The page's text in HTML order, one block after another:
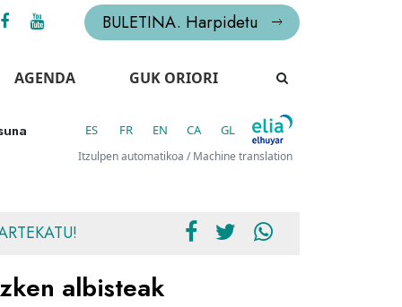
BULETINA. Harpidetu
AGENDA GUK ORIORI
ES FR EN CA GL
Itzulpen automatikoa / Machine translation
albisteak